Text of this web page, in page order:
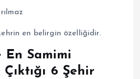
en belirgin özelliğidir.
En Samimi
6 Şehir